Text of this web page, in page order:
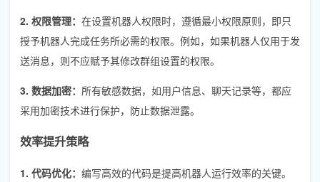
2. 权限管理： 在设置机器人权限时，遵循最小权限原则，即只
授予机器人完成任务所必需的权限。例如，如果机器人仅用于发
送消息，则不应赋予其修改群组设置的权限。
3. 数据加密： 所有敏感数据，如用户信息、聊天记录等，都应
采用加密技术进行保护，防止数据泄露。
效率提升策略
1. 代码优化： 编写高效的代码是提高机器人运行效率的关键。